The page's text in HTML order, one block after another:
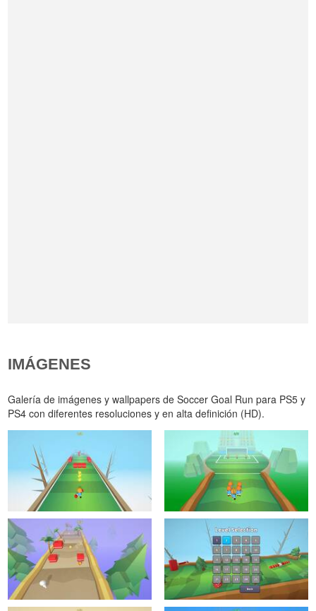
IMÁGENES
Galería de imágenes y wallpapers de Soccer Goal Run para PS5 y
PS4 con diferentes resoluciones y en alta definición (HD).